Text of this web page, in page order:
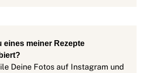
eines meiner Rezepte
Deine Fotos auf Instagram und